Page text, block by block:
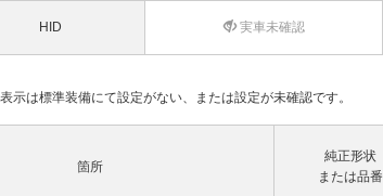
HID 実車未確認
示は標準装備にて設定がない、または設定が未確認です。
箇所
純正形状
または品番